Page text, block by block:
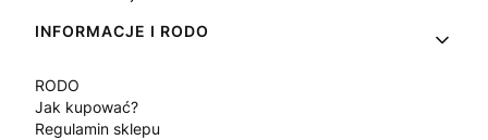
INFORMACJE I RODO
RODO
Jak kupować?
Regulamin sklepu